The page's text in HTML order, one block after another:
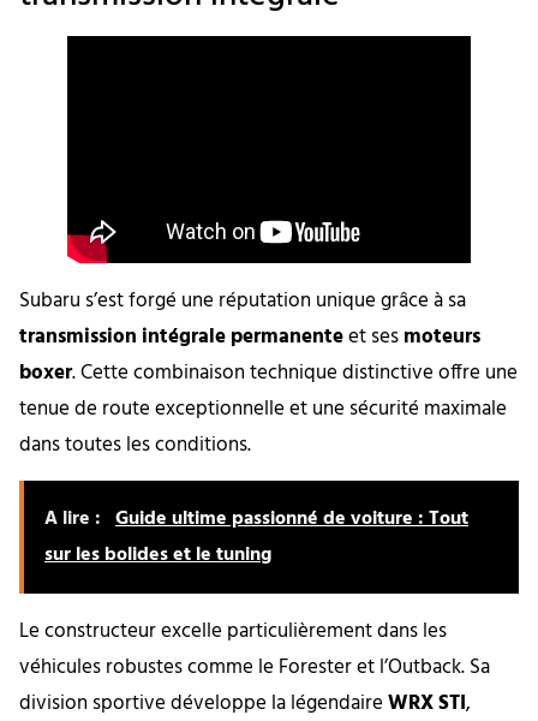
Subaru s’est forgé une réputation unique grâce à sa
transmission intégrale permanenteet sesmoteurs
boxer. Cette combinaison technique distinctive offre une
tenue de route exceptionnelle et une sécurité maximale
dans toutes les conditions.
A lire : Guide ultime passionné de voiture : Tout
sur les bolides et le tuning
Le constructeur excelle particulièrement dans les
véhicules robustes comme le Forester et l’Outback. Sa
division sportive développe la légendaireWRX STI,